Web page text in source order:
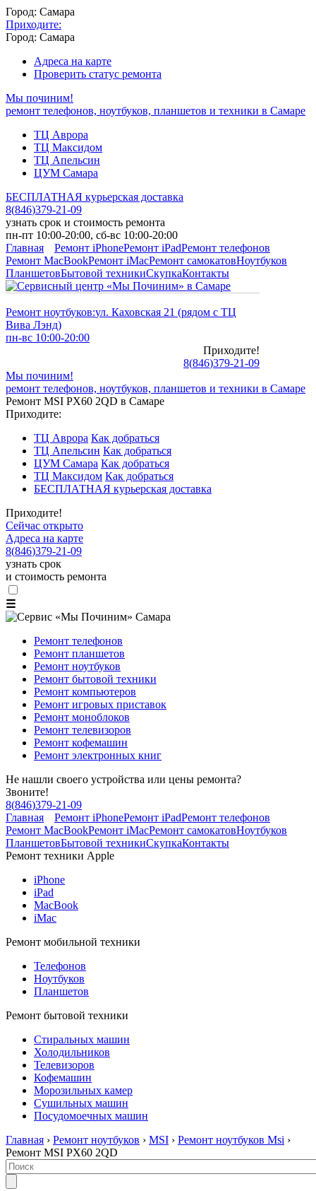
Город: Самара
Приходите:
Город: Самара
Адреса на карте
Проверить статус ремонта
Мы починим!
ремонт телефонов, ноутбуков, планшетов и техники в Самаре
ТЦ Аврора
ТЦ Максидом
ТЦ Апельсин
ЦУМ Самара
БЕСПЛАТНАЯ курьерская доставка
8(846)379-21-09
узнать срок и стоимость ремонта
пн-пт 10:00-20:00, сб-вс 10:00-20:00
Главная
Ремонт iPhoneРемонт iPadРемонт телефонов
Ремонт MacBookРемонт iMacРемонт самокатовНоутбуков
ПланшетовБытовой техникиСкупкаКонтакты
Ремонт ноутбуков:ул. Каховская 21 (рядом с ТЦ
Вива Лэнд)
пн-вс 10:00-20:00
Приходите!
8(846)379-21-09
Мы починим!
ремонт телефонов, ноутбуков, планшетов и техники в Самаре
Ремонт MSI PX60 2QD в Самаре
Приходите:
ТЦ Аврора Как добраться
ТЦ Апельсин Как добраться
ЦУМ Самара Как добраться
ТЦ Максидом Как добраться
БЕСПЛАТНАЯ курьерская доставка
Приходите!
Сейчас открыто
Адреса на карте
8(846)379-21-09
узнать срок
и стоимость ремонта
☰
Ремонт телефонов
Ремонт планшетов
Ремонт ноутбуков
Ремонт бытовой техники
Ремонт компьютеров
Ремонт игровых приставок
Ремонт моноблоков
Ремонт телевизоров
Ремонт кофемашин
Ремонт электронных книг
Не нашли своего устройства или цены ремонта?
Звоните!
8(846)379-21-09
Главная
Ремонт iPhoneРемонт iPadРемонт телефонов
Ремонт MacBookРемонт iMacРемонт самокатовНоутбуков
ПланшетовБытовой техникиСкупкаКонтакты
Ремонт техники Apple
iPhone
iPad
MacBook
iMac
Ремонт мобильной техники
Телефонов
Ноутбуков
Планшетов
Ремонт бытовой техники
Стиральных машин
Холодильников
Телевизоров
Кофемашин
Морозильных камер
Сушильных машин
Посудомоечных машин
Главная › Ремонт ноутбуков › MSI › Ремонт ноутбуков Msi ›
Ремонт MSI PX60 2QD